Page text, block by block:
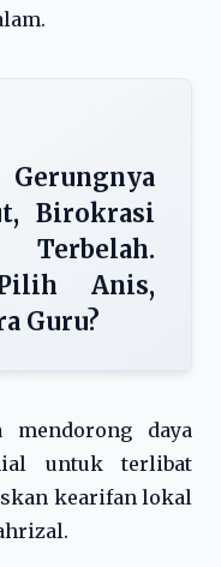
Birokrasi
Anis,
Guru?
daya
untuk terlibat
kearifan lokal